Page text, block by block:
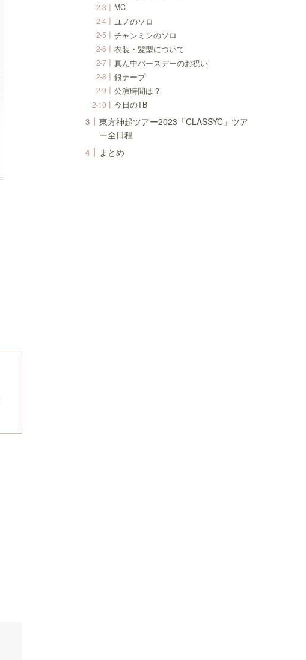
MC
ユノのソロ
チャンミンのソロ
衣装・髪型について
真ん中バースデーのお祝い
銀テープ
公演時間は？
今日のTB
東方神起ツアー2023「CLASSYC」ツア
ー全日程
まとめ